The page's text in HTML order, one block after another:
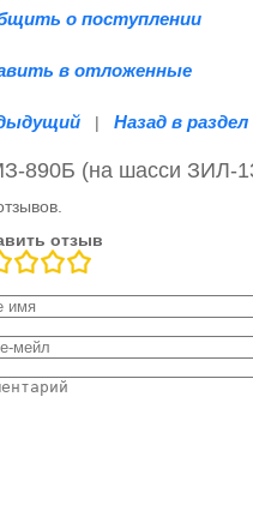
о поступлении
в отложенные
| Назад в раздел
890Б (на шасси ЗИЛ-
отзыв